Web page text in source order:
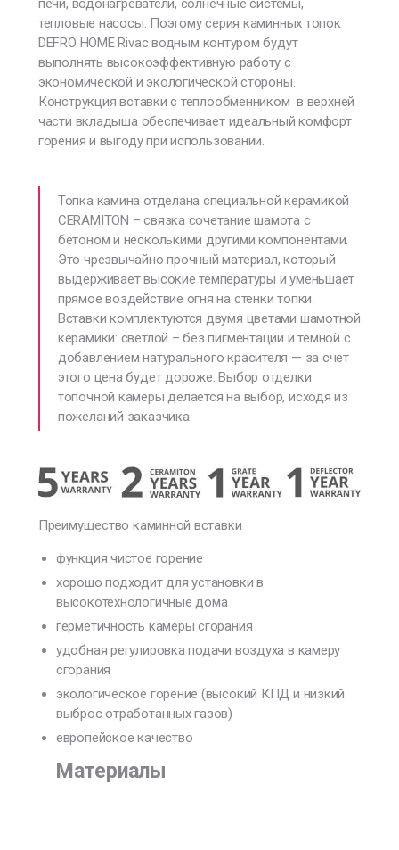
печи, водонагреватели, солнечные системы,
тепловые насосы. Поэтомусерия каминных топок
DEFRO HOME Rivaс водным контуром будут
выполнять высокоэффективную работу с
экономической и экологической стороны.
Конструкция вставки с теплообменником в верхней
части вкладыша обеспечивает идеальный комфорт
горения и выгоду при использовании.
Топка камина отделана специальной керамикой
CERAMITON – связка сочетание шамота с
бетоном и несколькими другими компонентами.
Это чрезвычайно прочный материал, который
выдерживает высокие температуры и уменьшает
прямое воздействие огня на стенки топки.
Вставки комплектуются двумя цветами шамотной
керамики: светлой – без пигментации и темной с
добавлением натурального красителя — за счет
этого цена будет дороже. Выбор отделки
топочной камеры делается на выбор, исходя из
пожеланий заказчика.
Преимущество каминной вставки
функция чистое горение
хорошо подходит для установки в
высокотехнологичные дома
герметичность камеры сгорания
удобная регулировка подачи воздуха в камеру
сгорания
экологическое горение (высокий КПД и низкий
выброс отработанных газов)
европейское качество
Материалы